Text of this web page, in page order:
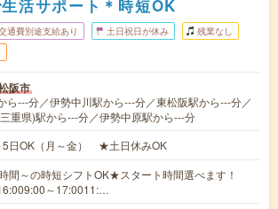
活サポート＊時短OK
通費別途支給あり 土日祝日が休み 残業なし
阪市
ら---分／伊勢中川駅から---分／東松阪駅から---分／
重県)駅から---分／伊勢中原駅から---分
5日OK（月～金） ★土日休みOK
間～の時短シフトOK★スタート時間選べます！
～17:0011:…